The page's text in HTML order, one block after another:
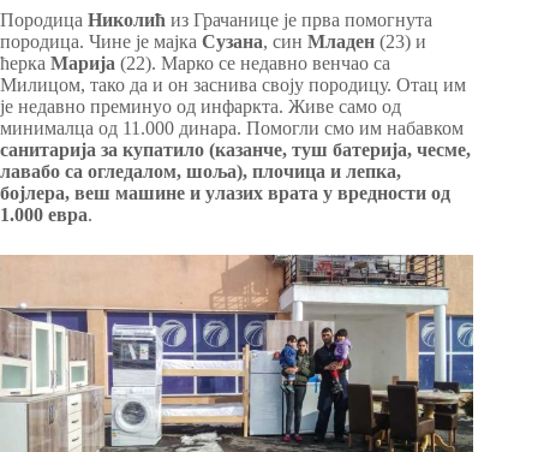
Породица Николић из Грачанице је прва помогнута
породица. Чине је мајка Сузана, син Младен (23) и
ћерка Марија (22). Марко се недавно венчао са
Милицом, тако да и он заснива своју породицу. Отац им
је недавно преминуо од инфаркта. Живе само од
минималца од 11.000 динара. Помогли смо им набавком
санитарија за купатило (казанче, туш батерија, чесме,
лавабо са огледалом, шоља), плочица и лепка,
бојлера, веш машине и улазих врата у вредности од
1.000 евра.